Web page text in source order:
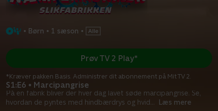
• Børn • 1 sæson •
S1:E6 • Marcipangrise
På en fabrik bliver der hver dag lavet søde marcipangrise. Se,
hvordan de pyntes med hindbærdrys og hvid... Læs mere
Prøv TV 2 Play*
*Kræver pakken Basis. Administrer dit abonnement på Mit TV 2.